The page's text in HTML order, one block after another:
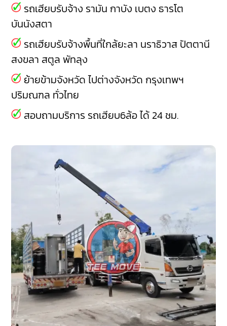
รถเฮียบรับจ้าง รามัน กาบัง เบตง ธารโต
บันนังสตา
รถเฮียบรับจ้างพื้นที่ใกล้ยะลา นราธิวาส ปัตตานี
สงขลา สตูล พัทลุง
ย้ายข้ามจังหวัด ไปต่างจังหวัด กรุงเทพฯ
ปริมณฑล ทั่วไทย
สอบถามบริการ รถเฮียบ6ล้อ ได้ 24 ชม.